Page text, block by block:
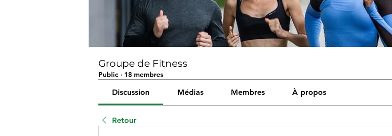
Groupe de Fitness
Public · 18 membres
Discussion Médias Membres À propos
Retour